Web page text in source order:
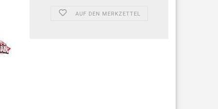
AUF DEN MERKZETTEL